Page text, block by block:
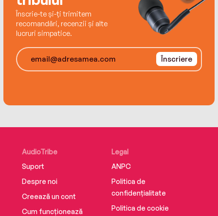
Novellas:
Înscrie-te și-ți trimitem
recomandări, recenzii și alte
lucruri simpatice.
Înscriere
AudioTribe
Suport
Despre noi
Creează un cont
Cum funcționează
Legal
ANPC
Politica de
confidențialitate
Politica de cookie